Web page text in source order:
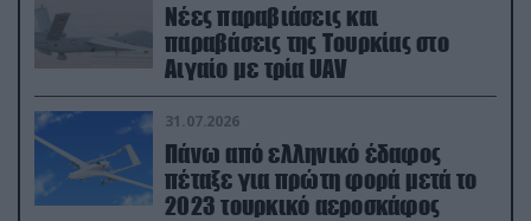
Νέες παραβιάσεις και
παραβάσεις της Τουρκίας στο
Αιγαίο με τρία UAV
31.07.2026
Πάνω από ελληνικό έδαφος
πέταξε για πρώτη φορά μετά το
2023 τουρκικό αεροσκάφος